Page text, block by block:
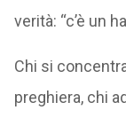
verità: “c’è un
Chi si
preghiera, chi